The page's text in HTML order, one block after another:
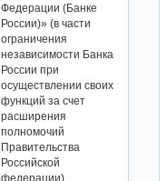
Федерации (Банке
России)» (в части
ограничения
независимости Банка
России при
осуществлении своих
функций за счет
расширения
полномочий
Правительства
Российской
федерации).